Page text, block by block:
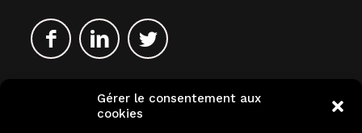
Gérer le consentement aux
cookies